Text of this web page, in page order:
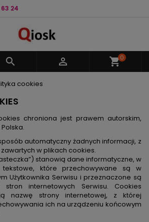
24
  shopping_cart0
cookies
chroniona jest prawem autorskim,
automatyczny żadnych informacji, z
w plikach cookies.
stanowią dane informatyczne, w
tekstowe, które przechowywane są w
Użytkownika Serwisu i przeznaczone są
internetowych Serwisu. Cookies
nazwę strony internetowej, z której
ich na urządzeniu końcowym
Anuluj
by zapisać produkty na
Anuluj